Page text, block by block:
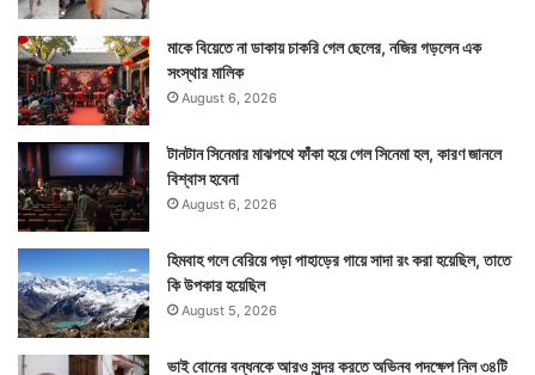
মাকে বিয়েতে না ডাকায় চাকরি গেল ছেলের, নজির গড়লেন এক
সংস্থার মালিক
August 6, 2026
টানটান সিনেমার মাঝপথে ফাঁকা হয়ে গেল সিনেমা হল, কারণ জানলে
বিশ্বাস হবেনা
August 6, 2026
হিমবাহ গলে বেরিয়ে পড়া পাহাড়ের গায়ে সাদা রং করা হয়েছিল, তাতে
কি উপকার হয়েছিল
August 5, 2026
ভাই বোনের বন্ধনকে আরও সুন্দর করতে অভিনব পদক্ষেপ নিল ৩৪টি